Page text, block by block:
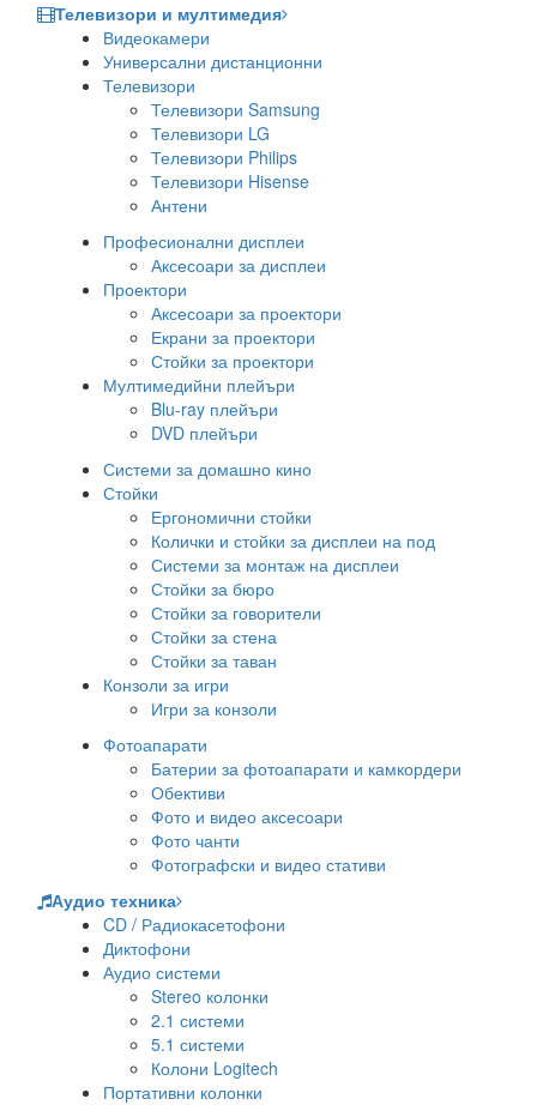
Телевизори и мултимедия
Видеокамери
Универсални дистанционни
Телевизори
Телевизори Samsung
Телевизори LG
Телевизори Philips
Телевизори Hisense
Антени
Професионални дисплеи
Аксесоари за дисплеи
Проектори
Аксесоари за проектори
Екрани за проектори
Стойки за проектори
Мултимедийни плейъри
Blu-ray плейъри
DVD плейъри
Системи за домашно кино
Стойки
Ергономични стойки
Колички и стойки за дисплеи на под
Системи за монтаж на дисплеи
Стойки за бюро
Стойки за говорители
Стойки за стена
Стойки за таван
Конзоли за игри
Игри за конзоли
Фотоапарати
Батерии за фотоапарати и камкордери
Обективи
Фото и видео аксесоари
Фото чанти
Фотографски и видео стативи
Аудио техника
CD / Радиокасетофони
Диктофони
Аудио системи
Stereo колонки
2.1 системи
5.1 системи
Колони Logitech
Портативни колонки